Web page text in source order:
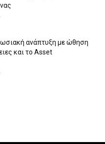
ανάπτυξη με ώθηση
και το Asset